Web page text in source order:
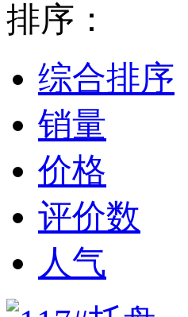
排序：
综合排序
销量
价格
评价数
人气